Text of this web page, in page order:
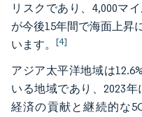
リスクであり、4,000マ
が今後15年間で海面上昇
います。 [4]
アジア太平洋地域は
いる地域であり、2023
経済の貢献と継続的な